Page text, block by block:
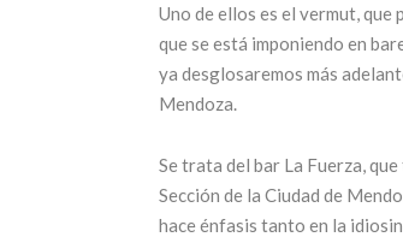
Llega una nueva
edición de la
esperada: Alta
Gama by
Uno de ellos es el vermut, que
que se está imponiendo en
ya desglosaremos más
Mendoza.
Se trata del bar La Fuerza,
Sección de la Ciudad de
hace énfasis tanto en la